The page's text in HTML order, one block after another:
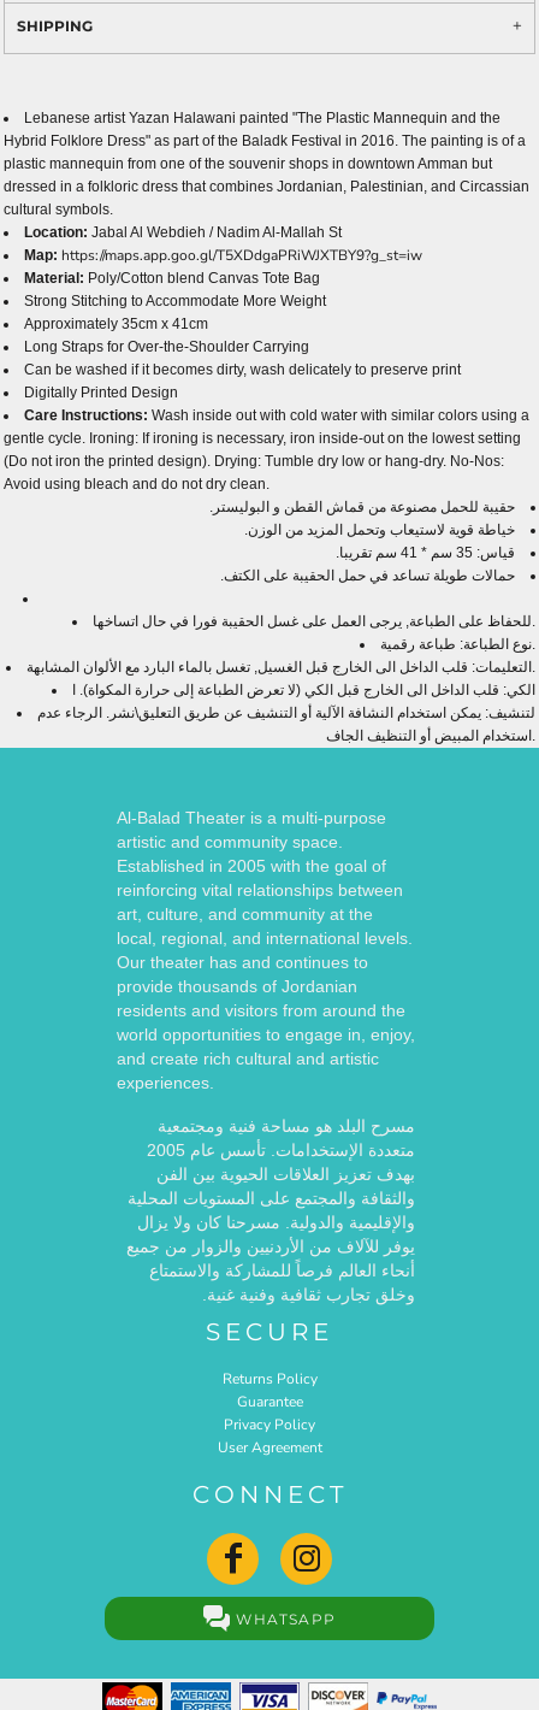
SHIPPING
Lebanese artist Yazan Halawani painted "The Plastic Mannequin and the
Hybrid Folklore Dress" as part of the Baladk Festival in 2016. The painting is of a
plastic mannequin from one of the souvenir shops in downtown Amman but
dressed in a folkloric dress that combines Jordanian, Palestinian, and Circassian
cultural symbols.
Location: Jabal Al Webdieh / Nadim Al-Mallah St
Map: https://maps.app.goo.gl/T5XDdgaPRiWJXTBY9?g_st=iw
Material: Poly/Cotton blend Canvas Tote Bag
Strong Stitching to Accommodate More Weight
Approximately 35cm x 41cm
Long Straps for Over-the-Shoulder Carrying
Can be washed if it becomes dirty, wash delicately to preserve print
Digitally Printed Design
Care Instructions: Wash inside out with cold water with similar colors using a
gentle cycle. Ironing: If ironing is necessary, iron inside-out on the lowest setting
(Do not iron the printed design). Drying: Tumble dry low or hang-dry. No-Nos:
Avoid using bleach and do not dry clean.
حقيبة للحمل مصنوعة من قماش القطن و البوليستر.
خياطة قوية لاستيعاب وتحمل المزيد من الوزن.
قياس: 35 سم * 41 سم تقريبا.
حمالات طويلة تساعد في حمل الحقيبة على الكتف.
للحفاظ على الطباعة, يرجى العمل على غسل الحقيبة فورا في حال اتساخها.
نوع الطباعة: طباعة رقمية.
التعليمات: قلب الداخل الى الخارج قبل الغسيل, تغسل بالماء البارد مع الألوان المشابهة.
الكي: قلب الداخل الى الخارج قبل الكي (لا تعرض الطباعة إلى حرارة المكواة). ا
لتنشيف: يمكن استخدام النشافة الآلية أو التنشيف عن طريق التعليق\نشر. الرجاء عدم
استخدام المبيض أو التنظيف الجاف.
Al-Balad Theater is a multi-purpose
artistic and community space.
Established in 2005 with the goal of
reinforcing vital relationships between
art, culture, and community at the
local, regional, and international levels.
Our theater has and continues to
provide thousands of Jordanian
residents and visitors from around the
world opportunities to engage in, enjoy,
and create rich cultural and artistic
experiences.
مسرح البلد هو مساحة فنية ومجتمعية
متعددة الإستخدامات. تأسس عام 2005
بهدف تعزيز العلاقات الحيوية بين الفن
والثقافة والمجتمع على المستويات المحلية
والإقليمية والدولية. مسرحنا كان ولا يزال
يوفر للآلاف من الأردنيين والزوار من جميع
أنحاء العالم فرصاً للمشاركة والاستمتاع
وخلق تجارب ثقافية وفنية غنية.
SECURE
Returns Policy
Guarantee
Privacy Policy
User Agreement
CONNECT
WHATSAPP